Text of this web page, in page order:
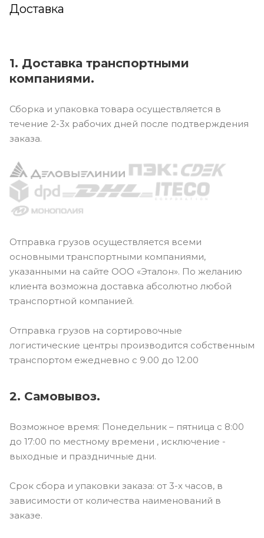
Доставка
1. Доставка транспортными
компаниями.
Сборка и упаковка товара осуществляется в
течение 2-3х рабочих дней после подтверждения
заказа.
Отправка грузов осуществляется всеми
основными транспортными компаниями,
указанными на сайте ООО «Эталон». По желанию
клиента возможна доставка абсолютно любой
транспортной компанией.
Отправка грузов на сортировочные
логистические центры производится собственным
транспортом ежедневно с 9.00 до 12.00
2. Самовывоз.
Возможное время: Понедельник – пятница с 8:00
до 17:00 по местному времени , исключение -
выходные и праздничные дни.
Срок сбора и упаковки заказа: от 3-х часов, в
зависимости от количества наименований в
заказе.